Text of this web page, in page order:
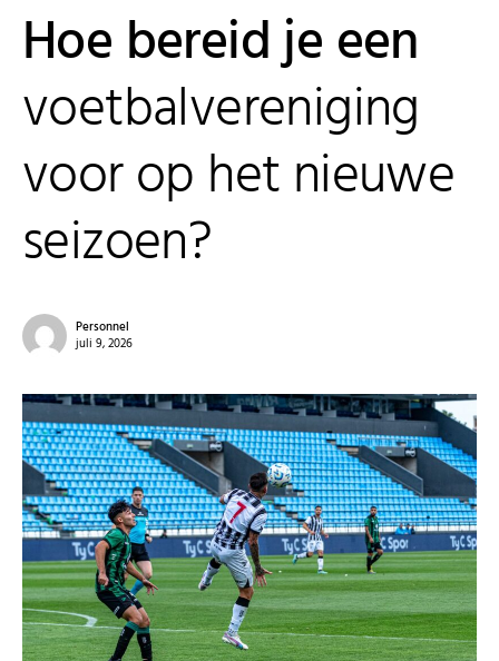
Hoe bereid je een
voetbalvereniging
voor op het nieuwe
seizoen?
Personnel
juli 9, 2026